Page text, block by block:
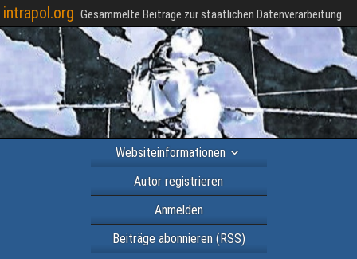
intrapol.org Gesammelte Beiträge zur staatlichen Datenverarbeitung
Websiteinformationen
Autor registrieren
Anmelden
Beiträge abonnieren (RSS)